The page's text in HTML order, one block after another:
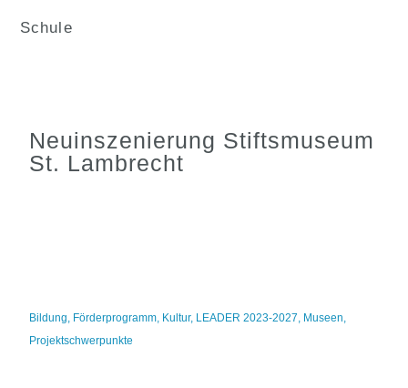
Schule
Neuinszenierung Stiftsmuseum
St. Lambrecht
Bildung, Förderprogramm, Kultur, LEADER 2023-2027, Museen,
Projektschwerpunkte